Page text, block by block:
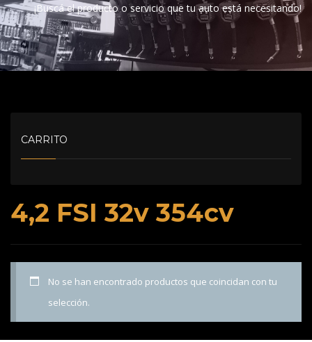
¡Buscá el producto o servicio que tu auto está necesitando!
4,2 FSI 32v 354cv
No se han encontrado productos que coincidan con tu
selección.
CARRITO